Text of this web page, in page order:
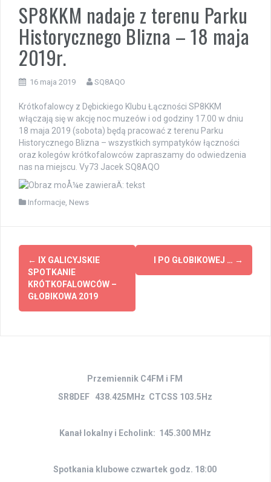
SP8KKM nadaje z terenu Parku
Historycznego Blizna – 18 maja
2019r.
16 maja 2019 SQ8AQO
Krótkofalowcy z Dębickiego Klubu Łączności SP8KKM
włączają się w akcję noc muzeów i od godziny 17.00 w dniu
18 maja 2019 (sobota) będą pracować z terenu Parku
Historycznego Blizna – wszystkich sympatyków łączności
oraz kolegów krótkofalowców zapraszamy do odwiedzenia
nas na miejscu. Vy73 Jacek SQ8AQO
Informacje, News
Zobacz
wpisy
←
IX GALICYJSKIE
SPOTKANIE
KRÓTKOFALOWCÓW –
GŁOBIKOWA 2019
I PO GŁOBIKOWEJ … →
Przemiennik C4FM i FM
SR8DEF 438.425MHz CTCSS 103.5Hz
Kanał lokalny i Echolink: 145.300 MHz
Spotkania klubowe czwartek godz. 18:00